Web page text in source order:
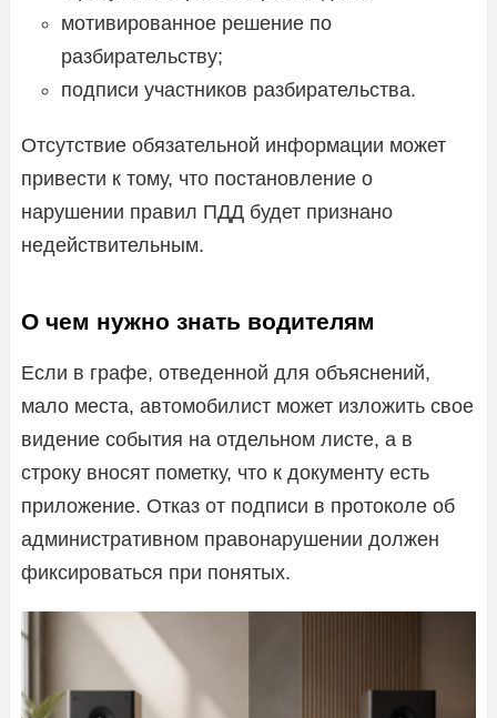
мотивированное решение по
разбирательству;
подписи участников разбирательства.
Отсутствие обязательной информации может
привести к тому, что постановление о
нарушении правил ПДД будет признано
недействительным.
О чем нужно знать водителям
Если в графе, отведенной для объяснений,
мало места, автомобилист может изложить свое
видение события на отдельном листе, а в
строку вносят пометку, что к документу есть
приложение. Отказ от подписи в протоколе об
административном правонарушении должен
фиксироваться при понятых.